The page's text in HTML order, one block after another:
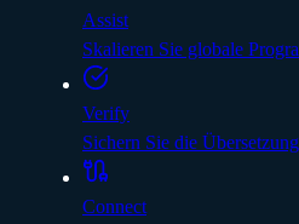
Assist
Skalieren Sie globale
Verify
Sichern Sie die
Connect